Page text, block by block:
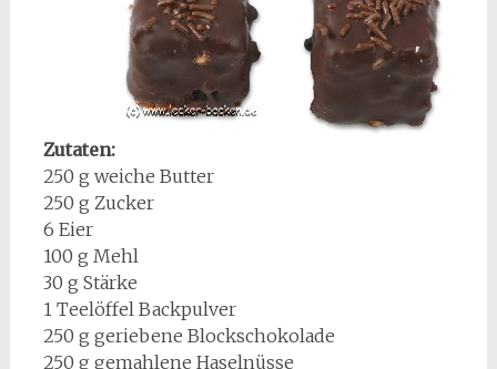
Zutaten:
250 g weiche Butter
250 g Zucker
6 Eier
100 g Mehl
30 g Stärke
1 Teelöffel Backpulver
250 g geriebene Blockschokolade
250 g gemahlene Haselnüsse